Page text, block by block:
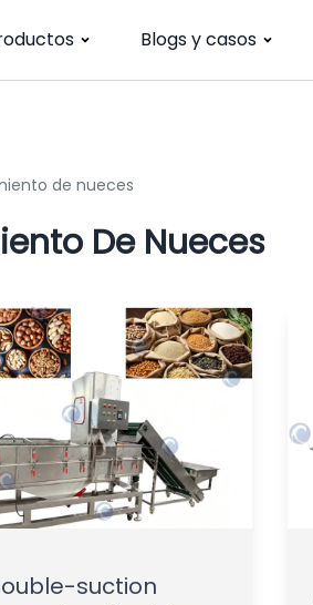
Blogs y casos
de nueces
De Nueces
suction